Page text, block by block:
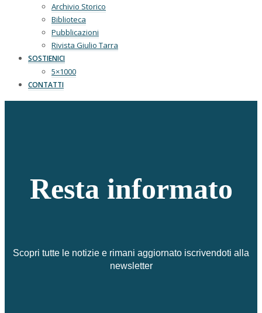
Archivio Storico
Biblioteca
Pubblicazioni
Rivista Giulio Tarra
SOSTIENICI
5×1000
CONTATTI
Resta informato
Scopri tutte le notizie e rimani aggiornato iscrivendoti alla
newsletter